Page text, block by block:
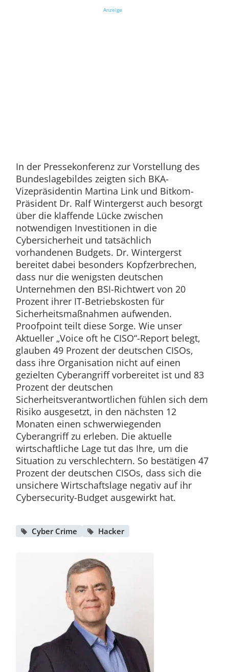
Anzeige
In der Pressekonferenz zur Vorstellung des
Bundeslagebildes zeigten sich BKA-
Vizepräsidentin Martina Link und Bitkom-
Präsident Dr. Ralf Wintergerst auch besorgt
über die klaffende Lücke zwischen
notwendigen Investitionen in die
Cybersicherheit und tatsächlich
vorhandenen Budgets. Dr. Wintergerst
bereitet dabei besonders Kopfzerbrechen,
dass nur die wenigsten deutschen
Unternehmen den BSI-Richtwert von 20
Prozent ihrer IT-Betriebskosten für
Sicherheitsmaßnahmen aufwenden.
Proofpoint teilt diese Sorge. Wie unser
Aktueller „Voice oft he CISO“-Report belegt,
glauben 49 Prozent der deutschen CISOs,
dass ihre Organisation nicht auf einen
gezielten Cyberangriff vorbereitet ist und 83
Prozent der deutschen
Sicherheitsverantwortlichen fühlen sich dem
Risiko ausgesetzt, in den nächsten 12
Monaten einen schwerwiegenden
Cyberangriff zu erleben. Die aktuelle
wirtschaftliche Lage tut das Ihre, um die
Situation zu verschlechtern. So bestätigen 47
Prozent der deutschen CISOs, dass sich die
unsichere Wirtschaftslage negativ auf ihr
Cybersecurity-Budget ausgewirkt hat.
Cyber Crime Hacker